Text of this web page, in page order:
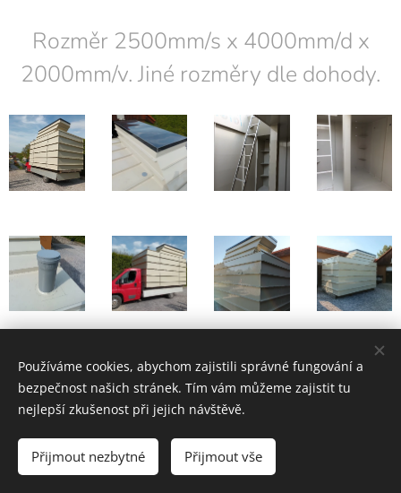
Rozměr 2500mm/s x 4000mm/d x
2000mm/v. Jiné rozměry dle dohody.
Výroba a prodej plastových nádrží, jímek a plastových bazénů -
Praha, střední Čechy a celá ČR
www.jimky-nadrze.cz
Cookies
Používáme cookies, abychom zajistili správné fungování a
bezpečnost našich stránek. Tím vám můžeme zajistit tu
nejlepší zkušenost při jejich návštěvě.
Přijmout nezbytné Přijmout vše